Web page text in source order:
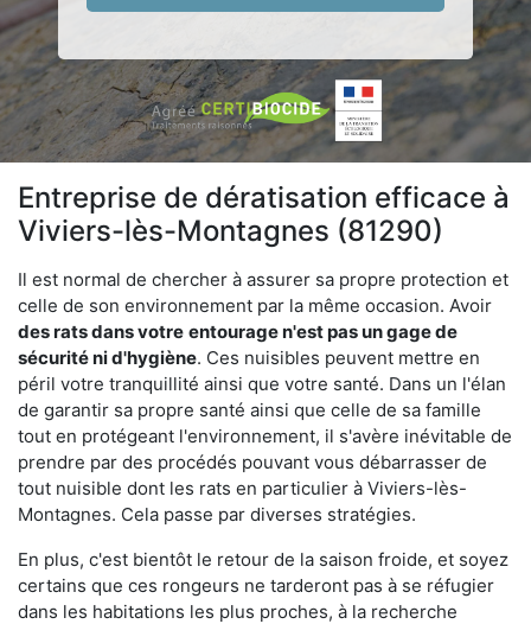
Entreprise de dératisation efficace à
Viviers-lès-Montagnes (81290)
Il est normal de chercher à assurer sa propre protection et
celle de son environnement par la même occasion. Avoir
des rats dans votre entourage n'est pas un gage de
sécurité ni d'hygiène. Ces nuisibles peuvent mettre en
péril votre tranquillité ainsi que votre santé. Dans un l'élan
de garantir sa propre santé ainsi que celle de sa famille
tout en protégeant l'environnement, il s'avère inévitable de
prendre par des procédés pouvant vous débarrasser de
tout nuisible dont les rats en particulier à Viviers-lès-
Montagnes. Cela passe par diverses stratégies.
En plus, c'est bientôt le retour de la saison froide, et soyez
certains que ces rongeurs ne tarderont pas à se réfugier
dans les habitations les plus proches, à la recherche